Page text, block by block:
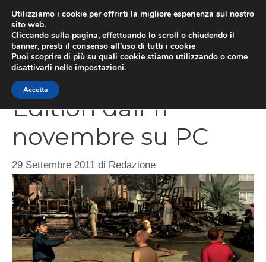
contenuto
L.A. Noire Complete
Edition dall’11
novembre su PC
29 Settembre 2011 di Redazione
Utilizziamo i cookie per offrirti la migliore esperienza sul nostro
sito web.
Cliccando sulla pagina, effettuando lo scroll o chiudendo il
banner, presti il consenso all’uso di tutti i cookie
Puoi scoprire di più su quali cookie stiamo utilizzando o come
disattivarli nelle impostazioni.
Accetta